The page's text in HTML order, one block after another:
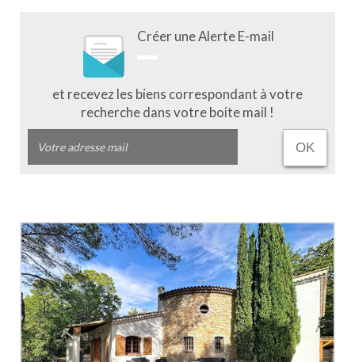
Créer une Alerte E-mail
et recevez les biens correspondant à votre
recherche dans votre boite mail !
OK